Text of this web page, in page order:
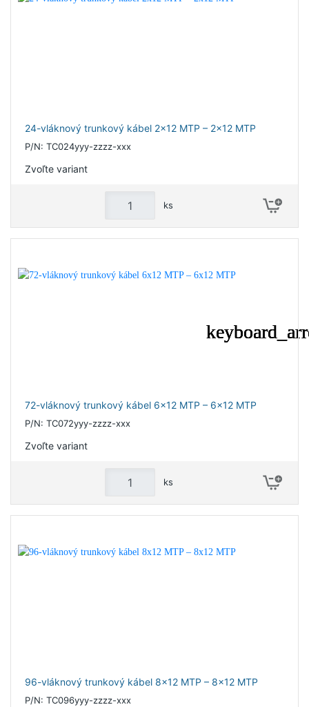
24-vláknový trunkový kábel 2x12 MTP – 2x12 MTP
P/N: TC024yyy-zzzz-xxx
Zvoľte variant
ks
72-vláknový trunkový kábel 6x12 MTP – 6x12 MTP
P/N: TC072yyy-zzzz-xxx
Zvoľte variant
ks
96-vláknový trunkový kábel 8x12 MTP – 8x12 MTP
P/N: TC096yyy-zzzz-xxx